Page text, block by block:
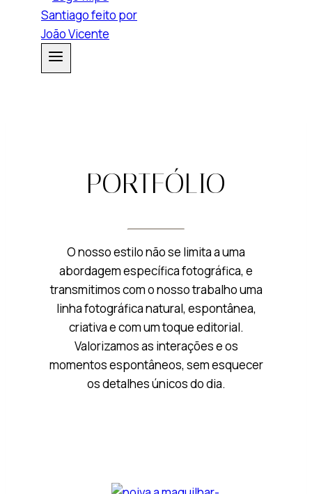
PORTFÓLIO
O nosso estilo não se limita a uma
abordagem específica fotográfica, e
transmitimos com o nosso trabalho uma
linha fotográfica natural, espontânea,
criativa e com um toque editorial.
Valorizamos as interações e os
momentos espontâneos, sem esquecer
os detalhes únicos do dia.